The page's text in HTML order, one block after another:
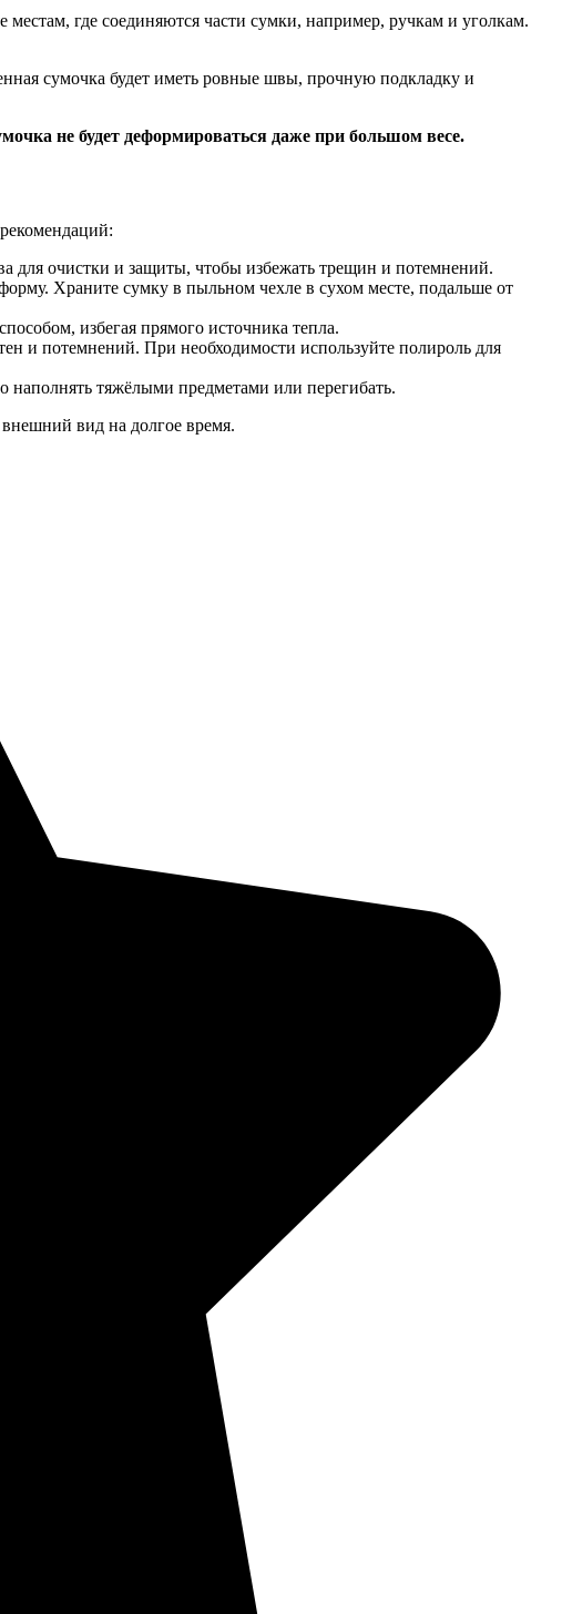
где соединяются части сумки, например, ручкам и уголкам.
сумочка будет иметь ровные швы, прочную подкладку и
не будет деформироваться даже при большом весе.
для очистки и защиты, чтобы избежать трещин и потемнений.
Храните сумку в пыльном чехле в сухом месте, подальше от
избегая прямого источника тепла.
и потемнений. При необходимости используйте полироль для
наполнять тяжёлыми предметами или перегибать.
вид на долгое время.